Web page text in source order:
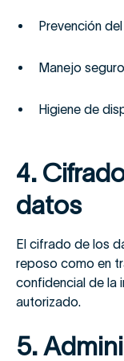
Prevención
Manejo
Higiene de
4.
datos
El cifrado de los
reposo como en
confidencial de la
autorizado.
5.